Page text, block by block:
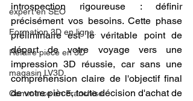
expert en SEO
Formation 3D en ligne.
Refaire piece en 3D
magasin LV3D
Commerce en Franchise
introspection rigoureuse : définir
précisément vos besoins. Cette phase
préliminaire est le véritable point de
départ de votre voyage vers une
impression 3D réussie, car sans une
compréhension claire de l'objectif final
de votre pièce, toute décision d'achat de